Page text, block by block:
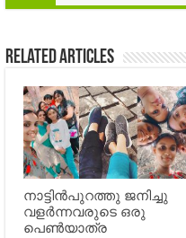
Related Articles
നാട്ടിൻപുറത്തു ജനിച്ചു
വളർന്നവരുടെ ഒരു
പെൺയാത്ര